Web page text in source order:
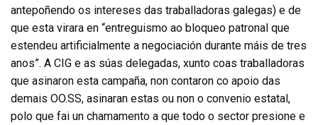
antepoñendo os intereses das traballadoras galegas) e de
que esta virara en “entreguismo ao bloqueo patronal que
estendeu artificialmente a negociación durante máis de tres
anos”. A CIG e as súas delegadas, xunto coas traballadoras
que asinaron esta campaña, non contaron co apoio das
demais OO.SS, asinaran estas ou non o convenio estatal,
polo que fai un chamamento a que todo o sector presione e